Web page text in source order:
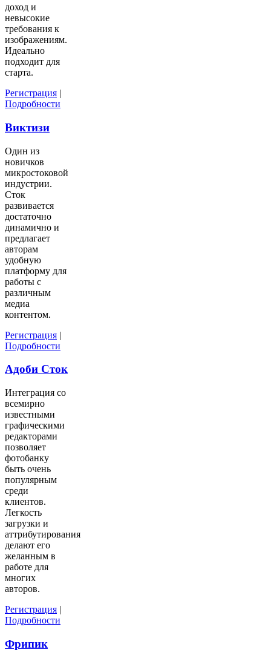
доход и
невысокие
требования к
изображениям.
Идеально
подходит для
старта.
Регистрация |
Подробности
Виктизи
Один из
новичков
микростоковой
индустрии.
Сток
развивается
достаточно
динамично и
предлагает
авторам
удобную
платформу для
работы с
различным
медиа
контентом.
Регистрация |
Подробности
Адоби Сток
Интеграция со
всемирно
известными
графическими
редакторами
позволяет
фотобанку
быть очень
популярным
среди
клиентов.
Легкость
загрузки и
аттрибутирования
делают его
желанным в
работе для
многих
авторов.
Регистрация |
Подробности
Фрипик